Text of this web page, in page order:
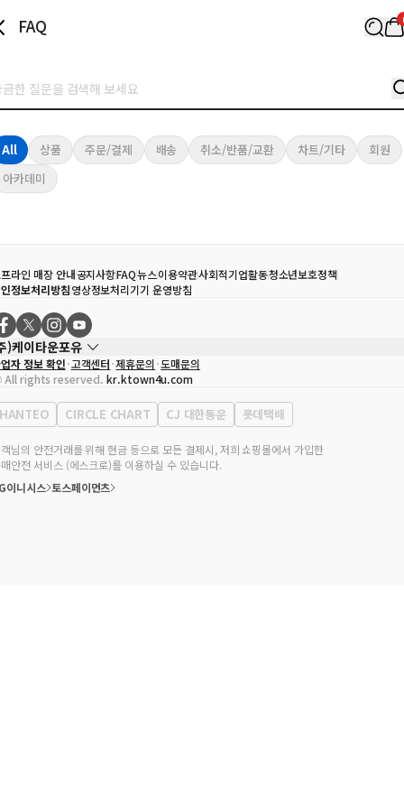
FAQ
All 상품 주문/결제 배송 취소/반품/교환 차트/기타
회원
아카데미
라인 매장 안내공지사항FAQ뉴스이용약관사회적기업활동청소년보호정책
정보처리방침영상정보처리기기 운영방침
)케이타운포유
자
송효민
업자등록번호
120-87-71116
판매업 신고번호 제2011-서울강남-02223
표전화
02-552-9855
자 정보 확인 고객센터 제휴문의 도매문의
rights reserved. kr.ktown4u.com
HANTEO CIRCLE CHART CJ 대한통운 롯데택배
님의 안전거래를 위해 현금 등으로 모든 결제시, 저희 쇼핑몰에서 가입한
안전 서비스 (에스크로)를 이용하실 수 있습니다.
이니시스 토스페이먼츠